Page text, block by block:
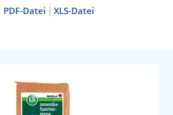
PDF-Datei
XLS-Datei